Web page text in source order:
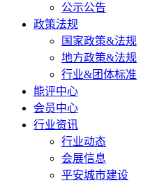
公示公告
政策法规
国家政策&法规
地方政策&法规
行业&团体标准
能评中心
会员中心
行业资讯
行业动态
会展信息
平安城市建设